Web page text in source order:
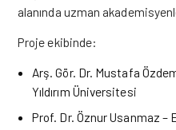
alanında uzman
Proje ekibinde:
Arş. Gör. Dr. Mustafa
Yıldırım Üniversitesi
Prof. Dr. Öznur Usanmaz